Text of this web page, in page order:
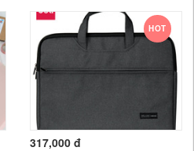
HOT
317,000 đ